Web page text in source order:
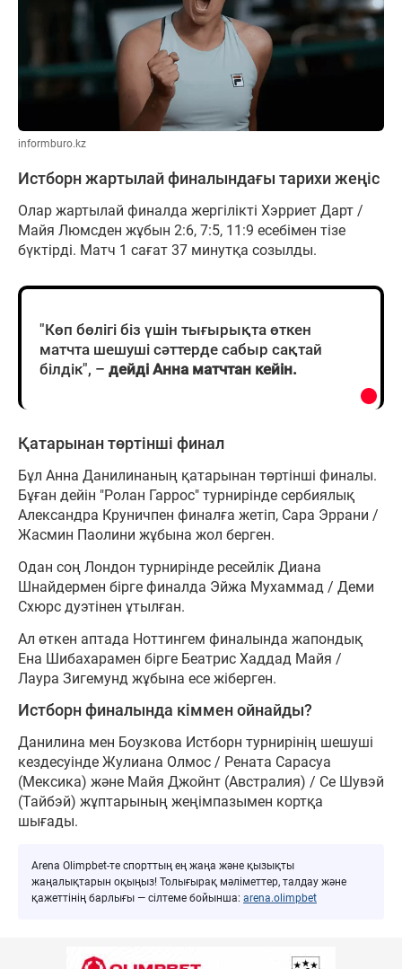
informburo.kz
Истборн жартылай финалындағы тарихи жеңіс
Олар жартылай финалда жергілікті Хэрриет Дарт /
Майя Люмсден жұбын 2:6, 7:5, 11:9 есебімен тізе
бүктірді. Матч 1 сағат 37 минутқа созылды.
"Көп бөлігі біз үшін тығырықта өткен
матчта шешуші сәттерде сабыр сақтай
білдік", – дейді Анна матчтан кейін.
Қатарынан төртінші финал
Бұл Анна Данилинаның қатарынан төртінші финалы.
Бұған дейін "Ролан Гаррос" турнирінде сербиялық
Александра Круничпен финалға жетіп, Сара Эррани /
Жасмин Паолини жұбына жол берген.
Одан соң Лондон турнирінде ресейлік Диана
Шнайдермен бірге финалда Эйжа Мухаммад / Деми
Схюрс дуэтінен ұтылған.
Ал өткен аптада Ноттингем финалында жапондық
Ена Шибахарамен бірге Беатрис Хаддад Майя /
Лаура Зигемунд жұбына есе жіберген.
Истборн финалында кіммен ойнайды?
Данилина мен Боузкова Истборн турнирінің шешуші
кездесуінде Жулиана Олмос / Рената Сарасуа
(Мексика) және Майя Джойнт (Австралия) / Се Шувэй
(Тайбэй) жұптарының жеңімпазымен кортқа
шығады.
Arena Olimpbet-те спорттың ең жаңа және қызықты
жаңалықтарын оқыңыз! Толығырақ мәліметтер, талдау және
қажеттінің барлығы — сілтеме бойынша: arena.olimpbet